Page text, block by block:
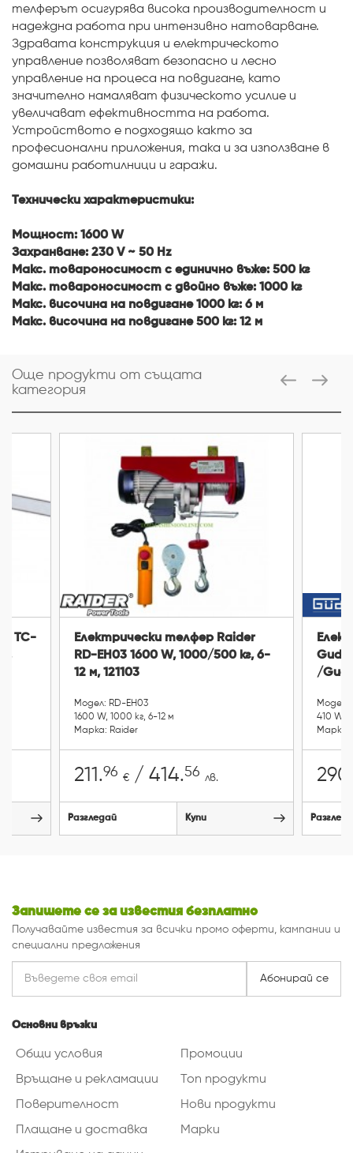
телферът осигурява висока производителност и
надеждна работа при интензивно натоварване.
Здравата конструкция и електрическото
управление позволяват безопасно и лесно
управление на процеса на повдигане, като
значително намаляват физическото усилие и
увеличават ефективността на работа.
Устройството е подходящо както за
професионални приложения, така и за използване в
домашни работилници и гаражи.
Технически характеристики:
Мощност: 1600 W
Захранване: 230 V ~ 50 Hz
Макс. товароносимост с единично въже: 500 кг
Макс. товароносимост с двойно въже: 1000 кг
Макс. височина на повдигане 1000 кг: 6 м
Макс. височина на повдигане 500 кг: 12 м
Още продукти от същата
категория
TC-
Електрически телфер Raider
RD-EH03 1600 W, 1000/500 кг, 6-
12 м, 121103
Модел: RD-EH03
1600 W, 1000 кг, 6-12 м
Марка: Raider
211.96 € / 414.56 лв.
Разгледай Купи
Gude
/
Модел:
410 W,
Марка:
290.
Запишете се за известия безплатно
Получавайте известия за всички промо оферти, кампании и
специални предложения
Абонирай се
Основни връзки
Общи условия
Връщане и рекламации
Поверителност
Плащане и доставка
Промоции
Топ продукти
Нови продукти
Марки